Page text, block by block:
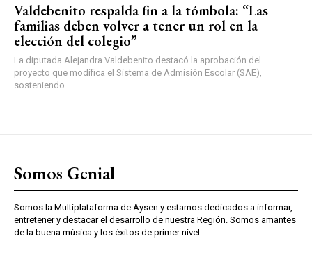
Valdebenito respalda fin a la tómbola: “Las
familias deben volver a tener un rol en la
elección del colegio”
La diputada Alejandra Valdebenito destacó la aprobación del
proyecto que modifica el Sistema de Admisión Escolar (SAE),
sosteniendo...
Somos Genial
Somos la Multiplataforma de Aysen y estamos dedicados a informar,
entretener y destacar el desarrollo de nuestra Región. Somos amantes
de la buena música y los éxitos de primer nivel.